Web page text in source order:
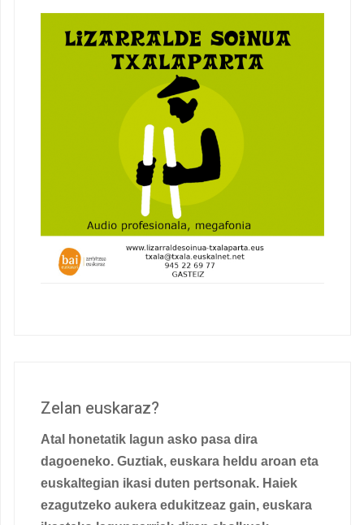
Zelan euskaraz?
Atal honetatik lagun asko pasa dira
dagoeneko. Guztiak, euskara heldu aroan eta
euskaltegian ikasi duten pertsonak. Haiek
ezagutzeko aukera edukitzeaz gain, euskara